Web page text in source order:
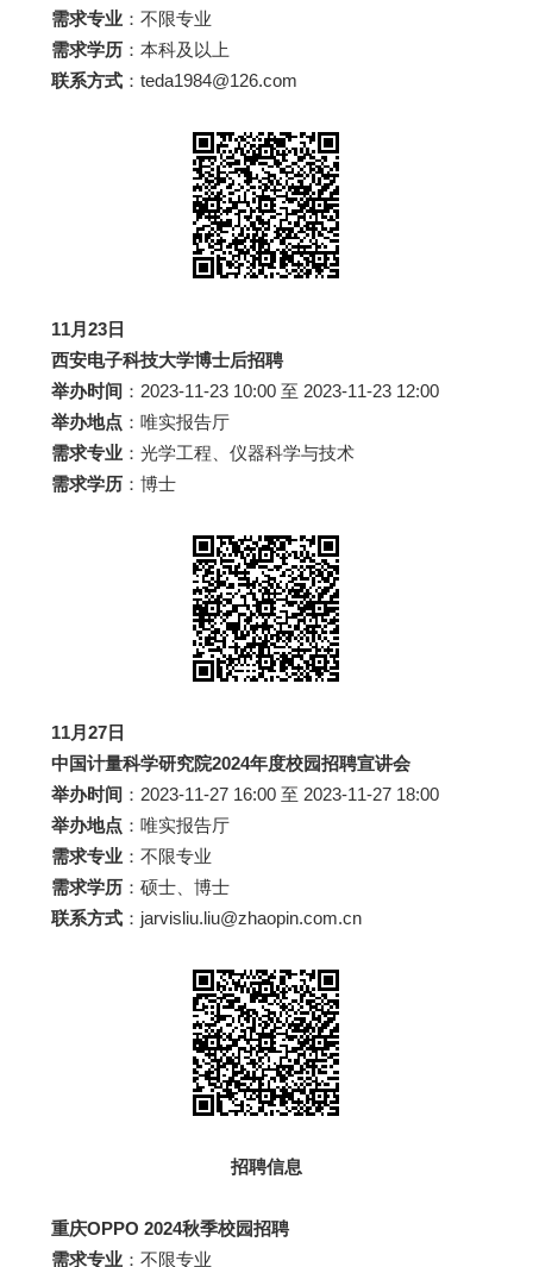
需求专业 ：不限专业
需求学历 ：本科及以上
联系方式 ：teda1984@126.com
11月23日
西安电子科技大学博士后招聘
举办时间 ：2023-11-23 10:00 至 2023-11-23 12:00
举办地点 ：唯实报告厅
需求专业 ：光学工程、仪器科学与技术
需求学历 ：博士
11月27日
中国计量科学研究院2024年度校园招聘宣讲会
举办时间 ：2023-11-27 16:00 至 2023-11-27 18:00
举办地点 ：唯实报告厅
需求专业 ：不限专业
需求学历 ：硕士、博士
联系方式 ：jarvisliu.liu@zhaopin.com.cn
招聘信息
重庆OPPO 2024秋季校园招聘
需求专业 ：不限专业